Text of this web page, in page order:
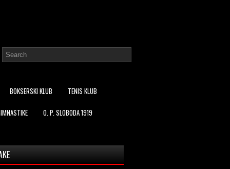
BOKSERSKI KLUB TENIS KLUB
O. P. SLOBODA 1919